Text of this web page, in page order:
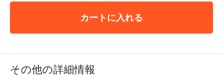
カートに入れる
その他の詳細情報